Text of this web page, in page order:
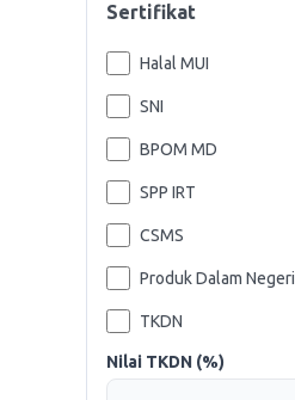
Sertifikat
Halal MUI
SNI
BPOM MD
SPP IRT
CSMS
Produk Dalam Negeri
TKDN
Nilai TKDN (%)